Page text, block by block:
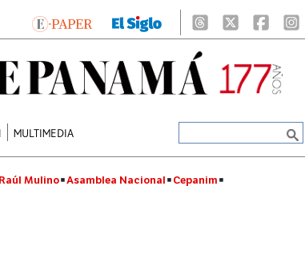
MULTIMEDIA
Mulino Asamblea Nacional Cepanim